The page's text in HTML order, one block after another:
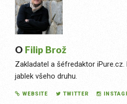
O Filip Brož
Zakladatel a šéfredaktor
jablek všeho druhu.
WEBSITE TWITTER